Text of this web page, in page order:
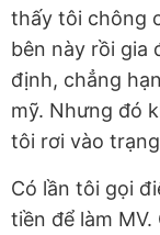
thấy tôi chông
bên này rồi gia
định, chẳng
mỹ. Nhưng đó
tôi rơi vào
Có lần tôi gọi
tiền để làm